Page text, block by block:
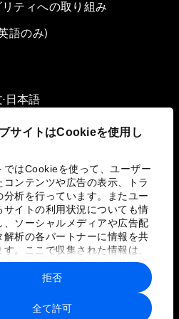
サイトはCookieを使用し
ではCookieを使って、ユーザー
コンテンツや広告の表示、トラ
分析を行っています。またユー
サイトの利用状況についても情
、ソーシャルメディアや広告配
解析の各パートナーに情報を共
。ここで収集された情報は、
各パートナーに提供した他の情
ナーのサービスを使用した際
た情報と組み合わされ、各パー
て使用されることがありま
全て許可
拒否
ティへの取り組み
語のみ)
▪ 日本語